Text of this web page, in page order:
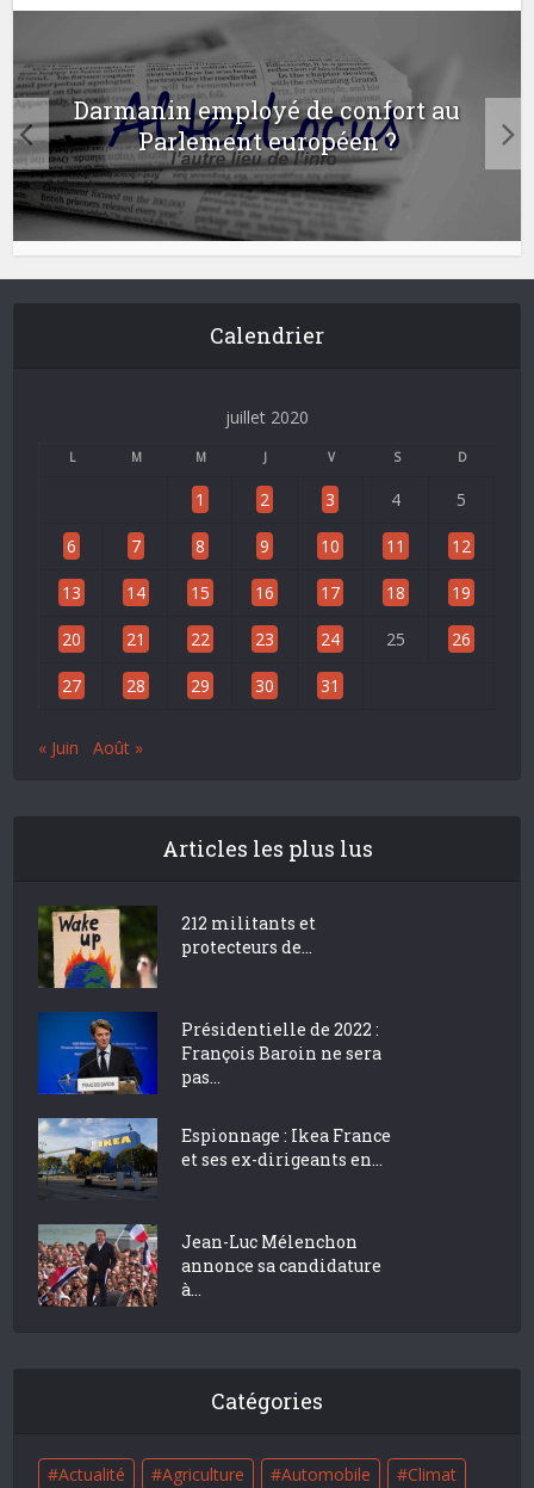
Darmanin employé de confort au
Parlement européen ?
Calendrier
juillet 2020
L M M J V S D
1 2 3 4 5
6 7 8 9 10 11 12
13 14 15 16 17 18 19
20 21 22 23 24 25 26
27 28 29 30 31
« Juin Août »
Articles les plus lus
212 militants et
protecteurs de...
Présidentielle de 2022 :
François Baroin ne sera
pas...
Espionnage : Ikea France
et ses ex-dirigeants en...
Jean-Luc Mélenchon
annonce sa candidature
à...
Catégories
Actualité Agriculture Automobile Climat